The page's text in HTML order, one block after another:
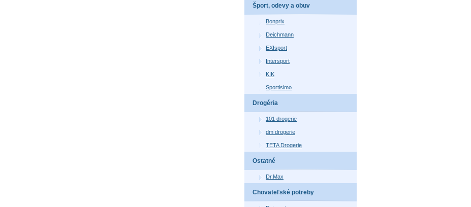
Šport, odevy a obuv
Bonprix
Deichmann
EXIsport
Intersport
KIK
Sportisimo
Drogéria
101 drogerie
dm drogerie
TETA Drogerie
Ostatné
Dr.Max
Chovateľské potreby